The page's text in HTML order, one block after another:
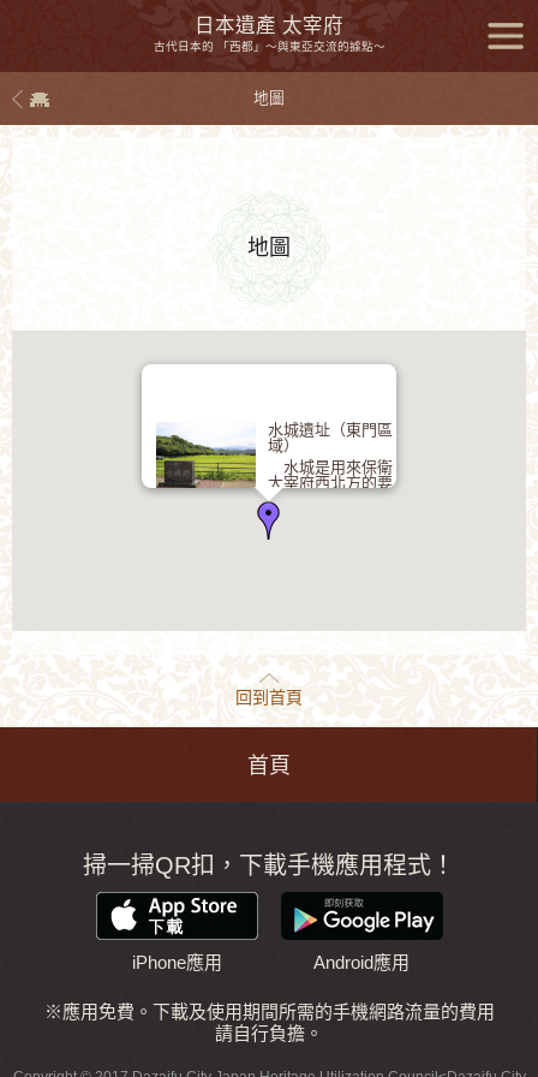
日本遺產 太宰府
古代日本的 「西都」～與東亞交流的據點～
主選
地圖
地圖
水城遺址（東門區
域）
水城是用來保衛
大宰府西北方的要
塞，始建於664年。 它很類似於
中國的「萬里長城」的建築，由寬
度大約為60公尺的外護城河以及長
度約1.2公里、寬度大約80公尺、高
回到首頁
首頁
掃一掃QR扣，下載手機應用程式！
iPhone應用 Android應用
※應用免費。下載及使用期間所需的手機網路流量的費用
請自行負擔。